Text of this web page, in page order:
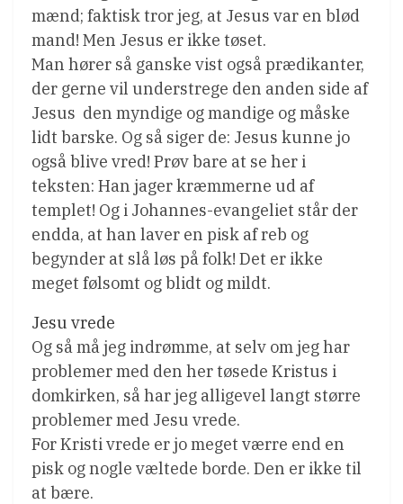
mænd; faktisk tror jeg, at Jesus var en blød
mand! Men Jesus er ikke tøset.
Man hører så ganske vist også prædikanter,
der gerne vil understrege den anden side af
Jesus  den myndige og mandige og måske
lidt barske. Og så siger de: Jesus kunne jo
også blive vred! Prøv bare at se her i
teksten: Han jager kræmmerne ud af
templet! Og i Johannes-evangeliet står der
endda, at han laver en pisk af reb og
begynder at slå løs på folk! Det er ikke
meget følsomt og blidt og mildt.
Jesu vrede
Og så må jeg indrømme, at selv om jeg har
problemer med den her tøsede Kristus i
domkirken, så har jeg alligevel langt større
problemer med Jesu vrede.
For Kristi vrede er jo meget værre end en
pisk og nogle væltede borde. Den er ikke til
at bære.